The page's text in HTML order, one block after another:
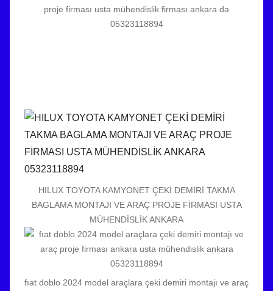
proje firması usta mühendislik firması ankara da
05323118894
HILUX TOYOTA KAMYONET ÇEKİ DEMİRİ TAKMA
BAGLAMA MONTAJI VE ARAÇ PROJE FİRMASI USTA
MÜHENDİSLİK ANKARA
fıat doblo 2024 model araçlara çeki demiri montajı ve araç